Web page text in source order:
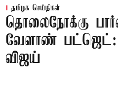
தமிழக செய்திகள்
தொலைநோக்கு
வேளாண் பட்ஜெட்:
விஜய்